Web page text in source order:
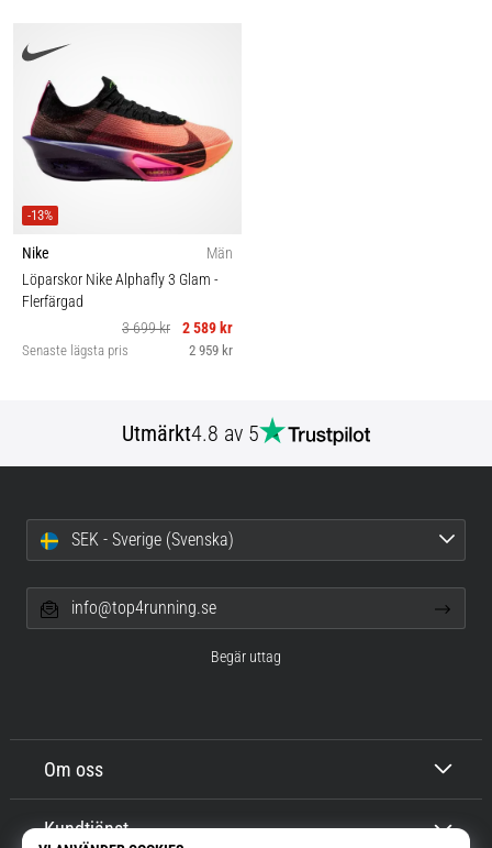
-13%
Nike
Män
Löparskor Nike Alphafly 3 Glam -
Flerfärgad
3 699 kr
2 589 kr
Senaste lägsta pris 2 959 kr
Utmärkt4.8 av 5
Om oss
Kundtjänst
SEK - Sverige (Svenska)
info@top4running.se
Begär uttag